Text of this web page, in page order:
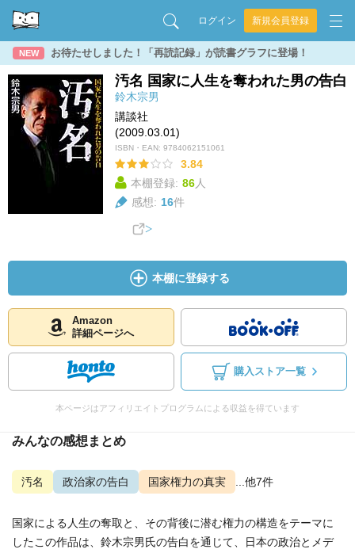
ログイン 新規会員登録
NEW お待たせしました！「再読記録」が読書グラフに登場！
汚名 国家に人生を奪われた男の告白
鈴木宗男
講談社
(2009.03.01)
ISBN・EAN: 9784062151061
3.84
本棚登録: 86人
感想: 16件
本棚に登録する
Amazon
詳細ページへ
購入ストア一覧
本ページはアフィリエイトプログラムによる収益を得ています
みんなの感想まとめ
汚名 政治家の告白 国家権力の真実 ...他7件
国家による人生の奪取と、その背後に潜む権力の構造をテーマに
したこの作品は、鈴木宗男氏の告白を通じて、日本の政治とメデ